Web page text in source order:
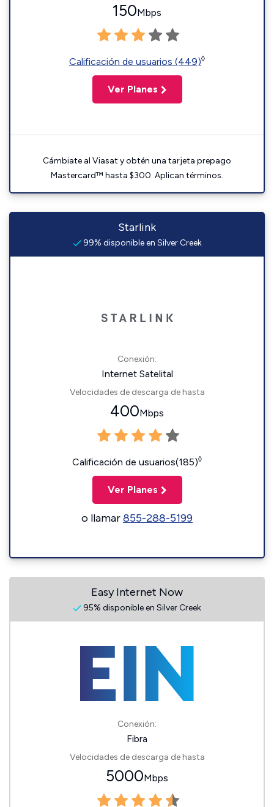
150Mbps
Calificación de usuarios (449)◊
Ver Planes
Cámbiate al Viasat y obtén una tarjeta prepago
Mastercard™ hasta $300. Aplican términos.
Starlink
99% disponible en Silver Creek
Conexión:
Internet Satelital
Velocidades de descarga de hasta
400Mbps
Calificación de usuarios(185)◊
Ver Planes
o llamar855-288-5199
Easy Internet Now
95% disponible en Silver Creek
Conexión:
Fibra
Velocidades de descarga de hasta
5000Mbps